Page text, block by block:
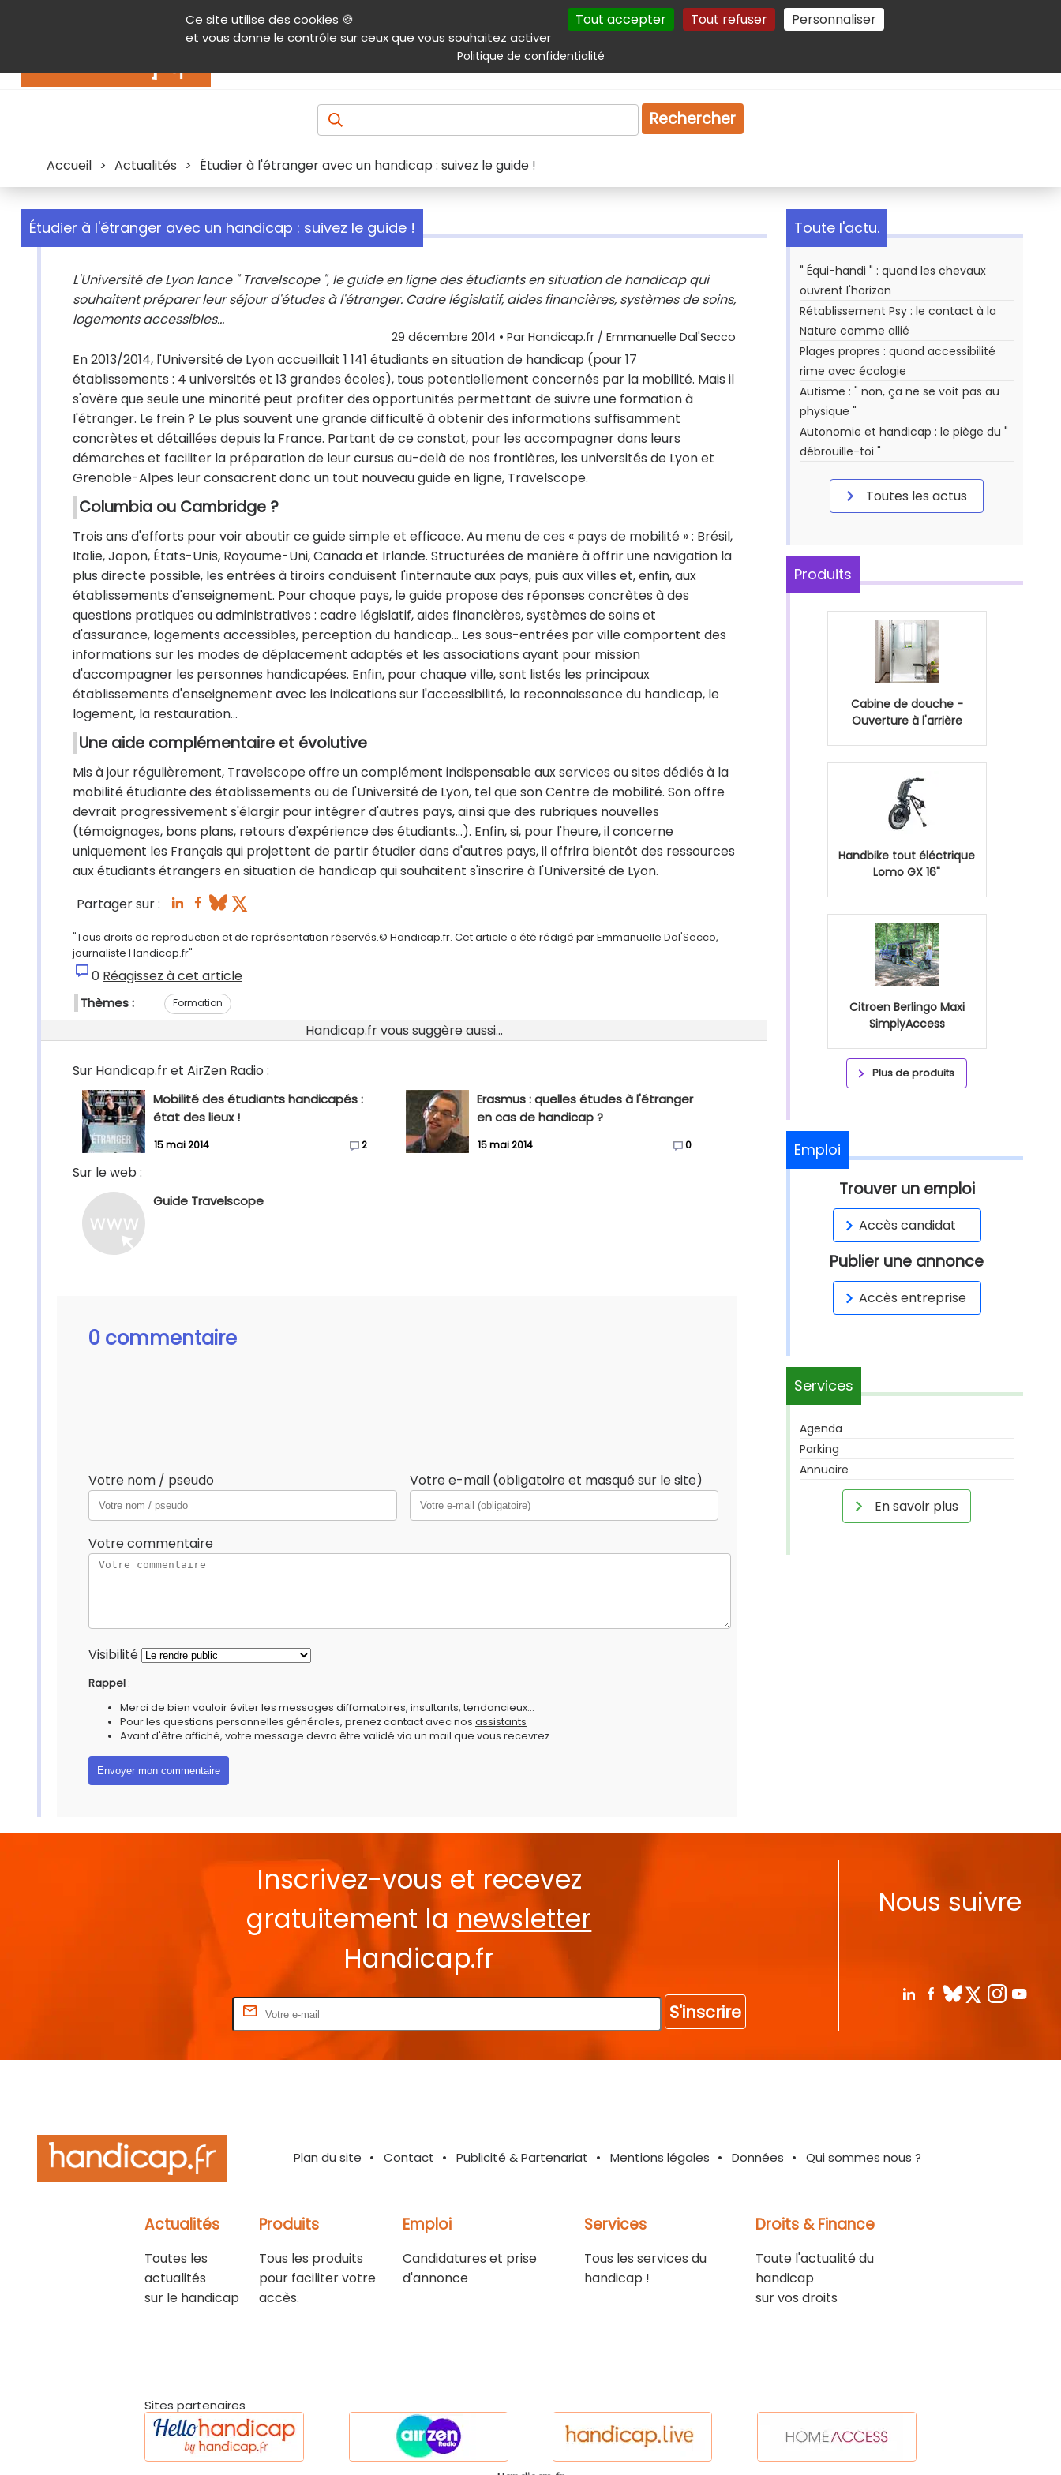
Ce site utilise des cookies 🍪
et vous donne le contrôle sur ceux que vous souhaitez activer
Tout accepter Tout refuser Personnaliser
Politique de confidentialité
Contenu Aide et accessibilité Menu principal Autres services Plan du site Gestion des cookies
Produits & services Emploi Droit
Rechercher
Accueil > Actualités > Étudier à l'étranger avec un handicap : suivez le guide !
Étudier à l'étranger avec un handicap : suivez le guide !
L'Université de Lyon lance " Travelscope ", le guide en ligne des étudiants en situation de handicap qui
souhaitent préparer leur séjour d'études à l'étranger. Cadre législatif, aides financières, systèmes de soins,
logements accessibles...
29 décembre 2014 • Par Handicap.fr / Emmanuelle Dal'Secco
En 2013/2014, l'Université de Lyon accueillait 1 141 étudiants en situation de handicap (pour 17
établissements : 4 universités et 13 grandes écoles), tous potentiellement concernés par la mobilité. Mais il
s'avère que seule une minorité peut profiter des opportunités permettant de suivre une formation à
l'étranger. Le frein ? Le plus souvent une grande difficulté à obtenir des informations suffisamment
concrètes et détaillées depuis la France. Partant de ce constat, pour les accompagner dans leurs
démarches et faciliter la préparation de leur cursus au-delà de nos frontières, les universités de Lyon et
Grenoble-Alpes leur consacrent donc un tout nouveau guide en ligne, Travelscope.
Columbia ou Cambridge ?
Trois ans d'efforts pour voir aboutir ce guide simple et efficace. Au menu de ces « pays de mobilité » : Brésil,
Italie, Japon, États-Unis, Royaume-Uni, Canada et Irlande. Structurées de manière à offrir une navigation la
plus directe possible, les entrées à tiroirs conduisent l'internaute aux pays, puis aux villes et, enfin, aux
établissements d'enseignement. Pour chaque pays, le guide propose des réponses concrètes à des
questions pratiques ou administratives : cadre législatif, aides financières, systèmes de soins et
d'assurance, logements accessibles, perception du handicap… Les sous-entrées par ville comportent des
informations sur les modes de déplacement adaptés et les associations ayant pour mission
d'accompagner les personnes handicapées. Enfin, pour chaque ville, sont listés les principaux
établissements d'enseignement avec les indications sur l'accessibilité, la reconnaissance du handicap, le
logement, la restauration…
Une aide complémentaire et évolutive
Mis à jour régulièrement, Travelscope offre un complément indispensable aux services ou sites dédiés à la
mobilité étudiante des établissements ou de l'Université de Lyon, tel que son Centre de mobilité. Son offre
devrait progressivement s'élargir pour intégrer d'autres pays, ainsi que des rubriques nouvelles
(témoignages, bons plans, retours d'expérience des étudiants…). Enfin, si, pour l'heure, il concerne
uniquement les Français qui projettent de partir étudier dans d'autres pays, il offrira bientôt des ressources
aux étudiants étrangers en situation de handicap qui souhaitent s'inscrire à l'Université de Lyon.
Partager sur :
"Tous droits de reproduction et de représentation réservés.© Handicap.fr. Cet article a été rédigé par Emmanuelle Dal'Secco,
journaliste Handicap.fr"
0 Réagissez à cet article
Thèmes : Formation
Handicap.fr vous suggère aussi...
Sur Handicap.fr et AirZen Radio :
Mobilité des étudiants handicapés :
état des lieux !
15 mai 2014 2
Erasmus : quelles études à l'étranger
en cas de handicap ?
15 mai 2014 0
Sur le web :
Guide Travelscope
0 commentaire
Votre nom / pseudo Votre e-mail (obligatoire et masqué sur le site)
Votre commentaire
Visibilité
Rappel :
Merci de bien vouloir éviter les messages diffamatoires, insultants, tendancieux...
Pour les questions personnelles générales, prenez contact avec nos assistants
Avant d'être affiché, votre message devra être validé via un mail que vous recevrez.
Toute l'actu.
" Équi-handi " : quand les chevaux
ouvrent l'horizon
Rétablissement Psy : le contact à la
Nature comme allié
Plages propres : quand accessibilité
rime avec écologie
Autisme : " non, ça ne se voit pas au
physique "
Autonomie et handicap : le piège du "
débrouille-toi "
Toutes les actus
Produits
Cabine de douche -
Ouverture à l'arrière
Handbike tout éléctrique
Lomo GX 16"
Citroen Berlingo Maxi
SimplyAccess
Plus de produits
Emploi
Trouver un emploi
Accès candidat
Publier une annonce
Accès entreprise
Services
Agenda
Parking
Annuaire
En savoir plus
Inscrivez-vous et recevez
gratuitement la newsletter
Handicap.fr
S'inscrire
Nous suivre
Plan du site Contact Publicité & Partenariat Mentions légales Données Qui sommes nous ?
Actualités
Toutes les
actualités
sur le handicap
Produits
Tous les produits
pour faciliter votre
accès.
Emploi
Candidatures et prise
d'annonce
Services
Tous les services du
handicap !
Droits & Finance
Toute l'actualité du
handicap
sur vos droits
Sites partenaires